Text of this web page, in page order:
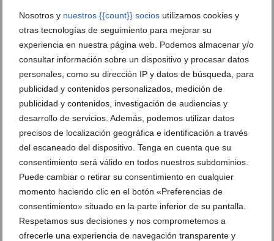
Nosotros y nuestros {{count}} socios utilizamos cookies y
otras tecnologías de seguimiento para mejorar su
experiencia en nuestra página web. Podemos almacenar y/o
consultar información sobre un dispositivo y procesar datos
personales, como su dirección IP y datos de búsqueda, para
publicidad y contenidos personalizados, medición de
publicidad y contenidos, investigación de audiencias y
desarrollo de servicios. Además, podemos utilizar datos
precisos de localización geográfica e identificación a través
del escaneado del dispositivo. Tenga en cuenta que su
consentimiento será válido en todos nuestros subdominios.
Puede cambiar o retirar su consentimiento en cualquier
momento haciendo clic en el botón «Preferencias de
consentimiento» situado en la parte inferior de su pantalla.
Respetamos sus decisiones y nos comprometemos a
ofrecerle una experiencia de navegación transparente y
Suscríbete a la newsletter
Canal de Whatsapp
Anúnciate en Dénia.com
Envía tu noticia
Comercios y Servicios
Alimentación,Bar y Cafetería,Belleza,Bodegas,Cines,Decoración
Electrónica,Exteriores ,Fotografía, Hogar, Imagen / Sonido /
Electrónica, Informática , Interiorismo Muebles / Mobiliario
Ocio y
climático, Centro Comercial Portal de la Marina,Hora del planeta
de la Marina, Sostenibilidad
ARTÍCULOS RELACIONADOS